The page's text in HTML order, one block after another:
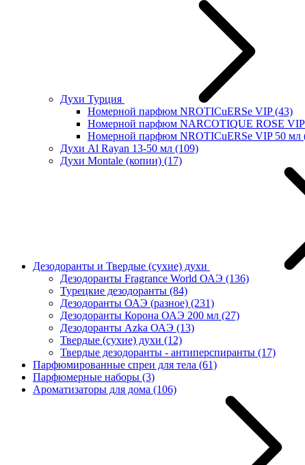
Духи Турция
Номерной парфюм NROTICuERSe VIP(43)
Номерной парфюм NARCOTIQUE ROSE
Номерной парфюм NROTICuERSe VIP 50 мл
Духи Al Rayan 13-50 мл (109)
Духи Montale (копии) (17)
Дезодоранты и Твердые (сухие) духи
Дезодоранты Fragrance World ОАЭ (136)
Турецкие дезодоранты (84)
Дезодоранты ОАЭ (разное) (231)
Дезодоранты Корона ОАЭ 200 мл (27)
Дезодоранты Azka ОАЭ (13)
Твердые (сухие) духи (12)
Твердые дезодоранты - антиперспиранты (17)
Парфюмированные спреи для тела (61)
Парфюмерные наборы (3)
Ароматизаторы для дома (106)